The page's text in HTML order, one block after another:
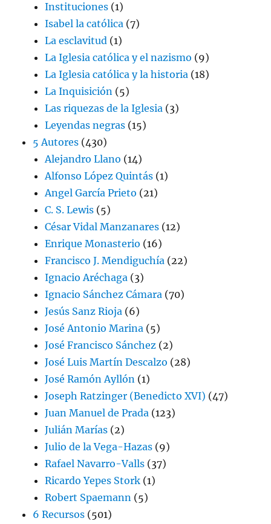
Instituciones (1)
Isabel la católica (7)
La esclavitud (1)
La Iglesia católica y el nazismo (9)
La Iglesia católica y la historia (18)
La Inquisición (5)
Las riquezas de la Iglesia (3)
Leyendas negras (15)
5 Autores (430)
Alejandro Llano (14)
Alfonso López Quintás (1)
Angel García Prieto (21)
C. S. Lewis (5)
César Vidal Manzanares (12)
Enrique Monasterio (16)
Francisco J. Mendiguchía (22)
Ignacio Aréchaga (3)
Ignacio Sánchez Cámara (70)
Jesús Sanz Rioja (6)
José Antonio Marina (5)
José Francisco Sánchez (2)
José Luis Martín Descalzo (28)
José Ramón Ayllón (1)
Joseph Ratzinger (Benedicto XVI) (47)
Juan Manuel de Prada (123)
Julián Marías (2)
Julio de la Vega-Hazas (9)
Rafael Navarro-Valls (37)
Ricardo Yepes Stork (1)
Robert Spaemann (5)
6 Recursos (501)